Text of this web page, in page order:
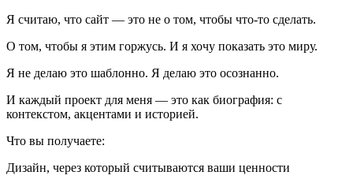
Я считаю, что сайт — это не о том, чтобы что-то сделать.
О том, чтобы я этим горжусь. И я хочу показать это миру.
Я не делаю это шаблонно. Я делаю это осознанно.
И каждый проект для меня — это как биография: с
контекстом, акцентами и историей.
Что вы получаете:
Дизайн, через который считываются ваши ценности